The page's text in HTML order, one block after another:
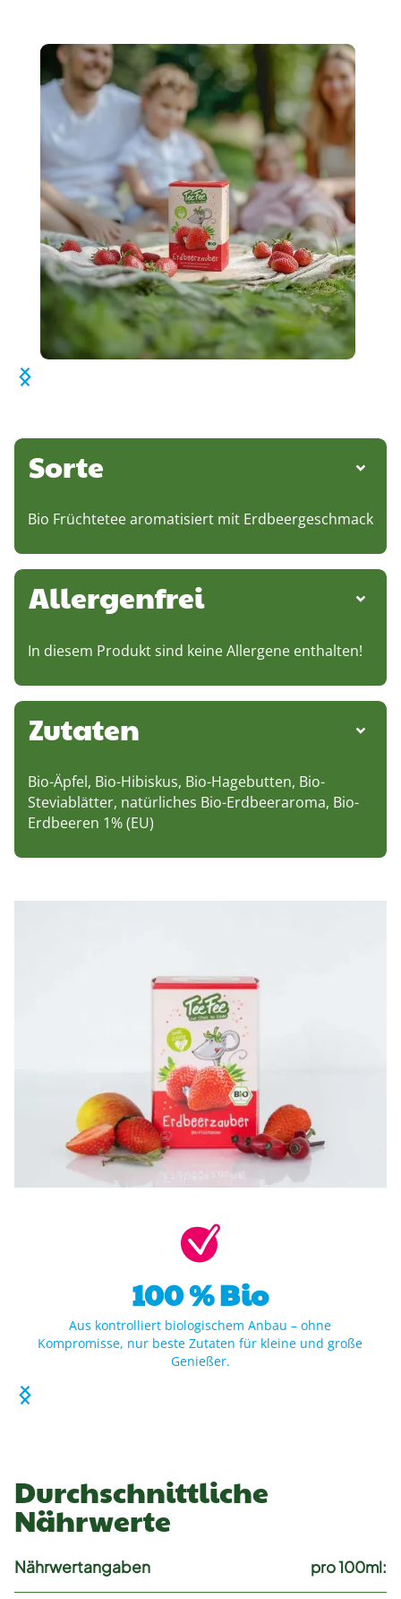
Sorte
Bio Früchtetee aromatisiert mit Erdbeergeschmack
Allergenfrei
In diesem Produkt sind keine Allergene enthalten!
Zutaten
Bio-Äpfel, Bio-Hibiskus, Bio-Hagebutten, Bio-
Steviablätter, natürliches Bio-Erdbeeraroma, Bio-
Erdbeeren 1% (EU)
100 % Bio
Aus kontrolliert biologischem Anbau – ohne
Kompromisse, nur beste Zutaten für kleine und große
Genießer.
Durchschnittliche
Nährwerte
Nährwertangaben pro 100ml: